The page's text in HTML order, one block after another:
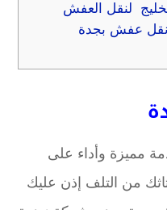
لنقل العفش
عفش بجدة
مميزة وأداء على
من التلف إذن عليك